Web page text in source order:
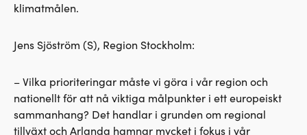
klimatmålen.
Jens Sjöström (S), Region Stockholm:
– Vilka prioriteringar måste vi göra i vår region och
nationellt för att nå viktiga målpunkter i ett europeiskt
sammanhang? Det handlar i grunden om regional
tillväxt och Arlanda hamnar mycket i fokus i vår